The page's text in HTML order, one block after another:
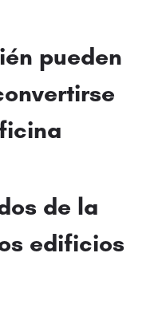
pueden
de la
edificios